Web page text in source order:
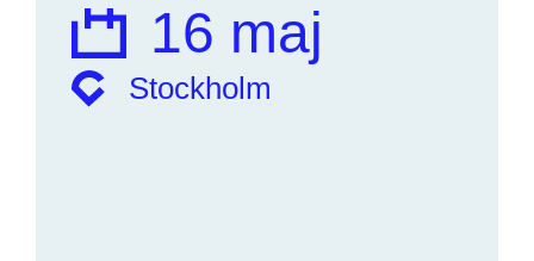
16 maj
Stockholm